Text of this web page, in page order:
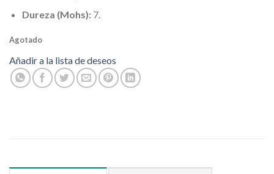
Dureza (Mohs):7.
Agotado
Añadir a la lista de deseos